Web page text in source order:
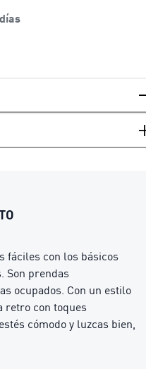
fáciles con los básicos
Son prendas
ocupados. Con un estilo
retro con toques
cómodo y luzcas bien,